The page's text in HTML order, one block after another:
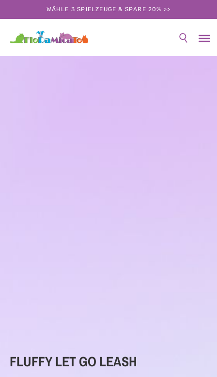
WÄHLE 3 SPIELZEUGE & SPARE 20% >>
FLUFFY LET GO LEASH